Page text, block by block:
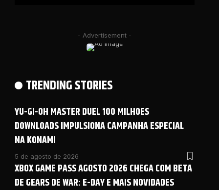
- Advertisement -
TRENDING STORIES
YU-GI-OH MASTER DUEL 100 MILHOES
DOWNLOADS IMPULSIONA CAMPANHA ESPECIAL
NA KONAMI
5 de agosto de 2026
XBOX GAME PASS AGOSTO 2026 CHEGA COM BETA
DE GEARS DE WAR: E-DAY E MAIS NOVIDADES